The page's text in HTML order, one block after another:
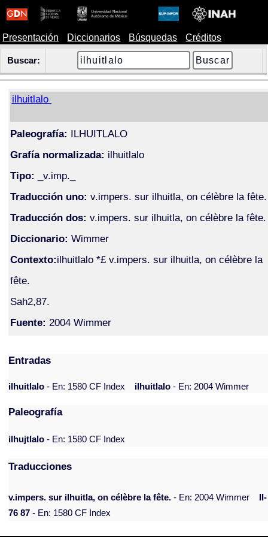
Presentación Diccionarios Búsquedas Créditos
Buscar:
ilhuitlalo
Paleografía: ILHUITLALO
Grafía normalizada: ilhuitlalo
Tipo: _v.imp._
Traducción uno: v.impers. sur ilhuitla, on célèbre la fête.
Traducción dos: v.impers. sur ilhuitla, on célèbre la fête.
Diccionario: Wimmer
Contexto:ilhuitlalo *£ v.impers. sur ilhuitla, on célèbre la
fête.
Sah2,87.
Fuente: 2004 Wimmer
Entradas
ilhuitlalo- En: 1580 CF Index ilhuitlalo- En: 2004 Wimmer
Paleografía
ilhujtlalo - En: 1580 CF Index
Traducciones
v.impers. sur ilhuitla, on célèbre la fête. - En: 2004 Wimmer
II-
76 87 - En: 1580 CF Index